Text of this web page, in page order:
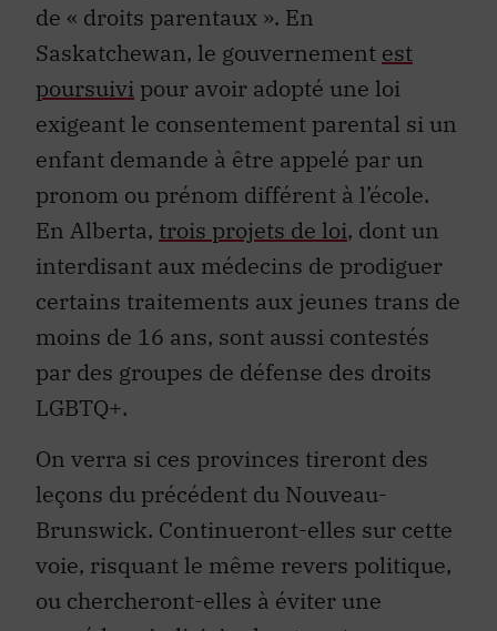
de « droits parentaux ». En
Saskatchewan, le gouvernement est
poursuivi pour avoir adopté une loi
exigeant le consentement parental si un
enfant demande à être appelé par un
pronom ou prénom différent à l’école.
En Alberta, trois projets de loi, dont un
interdisant aux médecins de prodiguer
certains traitements aux jeunes trans de
moins de 16 ans, sont aussi contestés
par des groupes de défense des droits
LGBTQ+.
On verra si ces provinces tireront des
leçons du précédent du Nouveau-
Brunswick. Continueront-elles sur cette
voie, risquant le même revers politique,
ou chercheront-elles à éviter une